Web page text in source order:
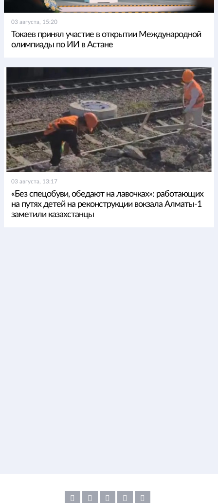
03 августа, 15:20
Токаев принял участие в открытии Международной
олимпиады по ИИ в Астане
03 августа, 13:17
«Без спецобуви, обедают на лавочках»: работающих
на путях детей на реконструкции вокзала Алматы-1
заметили казахстанцы